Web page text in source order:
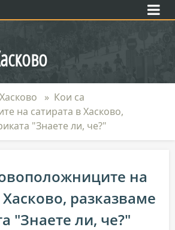
Хасково
Кои са
на сатирата в Хасково,
"Знаете ли, че?"
на
разказваме
"Знаете ли, че?"